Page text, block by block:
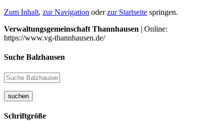
Zum Inhalt, zur Navigation oderzur Startseite springen.
Verwaltungsgemeinschaft Thannhausen | Online:
https://www.vg-thannhausen.de/
Suche Balzhausen
suchen
Schriftgröße